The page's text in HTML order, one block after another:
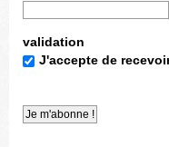
validation
J'accepte de